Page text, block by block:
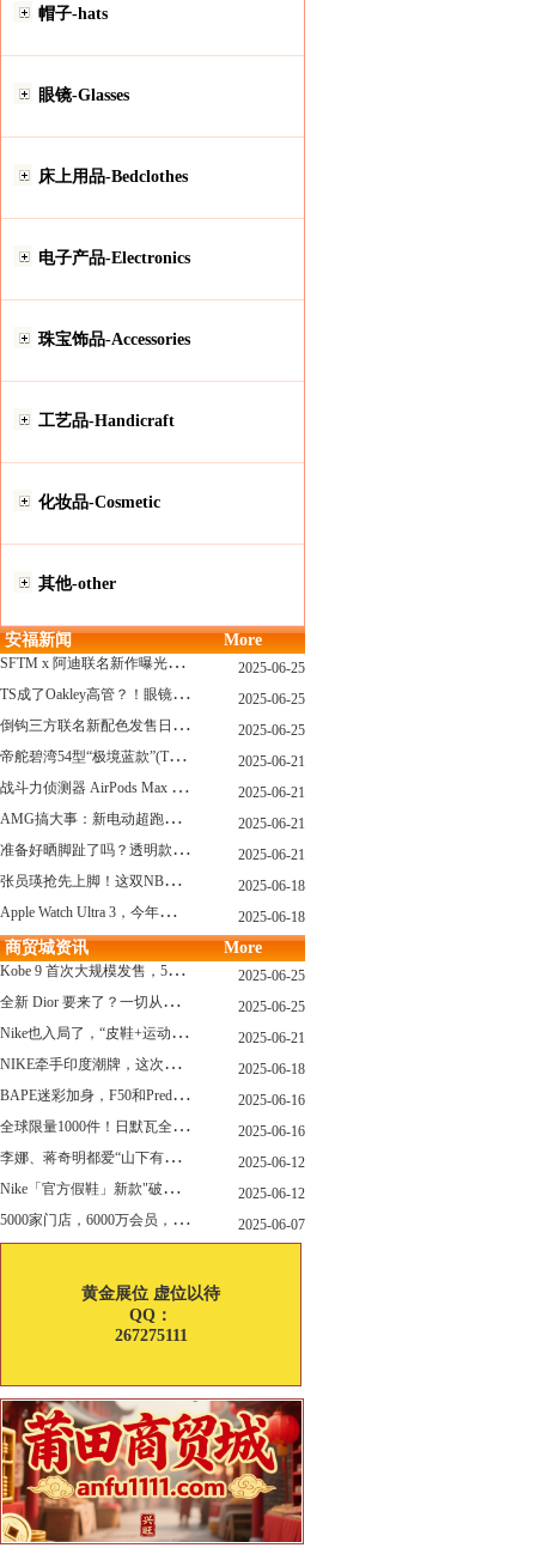
帽子-hats
眼镜-Glasses
床上用品-Bedclothes
电子产品-Electronics
珠宝饰品-Accessories
工艺品-Handicraft
化妆品-Cosmetic
其他-other
安福新闻 More
S
FTM x 阿迪联名新作曝光，「超薄底」风格才是今年最大黑马？ 2025-06-25
T
S成了Oakley高管？！眼镜圈要变天了 2025-06-25
倒
钩三方联名新配色发售日确认，Travis Scott x Chase B 即将登场！ 2025-06-25
帝
舵碧湾54型“极境蓝款”(TUDOR Black Bay 54) 2025-06-21
战
斗力侦测器 AirPods Max 保护壳？？ 龙珠Z x CASETiFY 联名系列发布 2025-06-21
A
MG搞大事：新电动超跑模拟V8声浪 2025-06-21
准
备好晒脚趾了吗？透明款 AF1 要回归了 2025-06-21
张
员瑛抢先上脚！这双NB一看就要火 2025-06-18
A
pple Watch Ultra 3，今年秋天真的要来了？ 2025-06-18
商贸城资讯 More
K
obe 9 首次大规模发售，5双科比新款将同时上线！ 2025-06-25
全
新 Dior 要来了？一切从这只托特包开始说起！ 2025-06-25
N
ike也入局了，“皮鞋+运动鞋”风潮，你喜欢哪一款？ 2025-06-21
N
IKE牵手印度潮牌，这次真的不一样 2025-06-18
B
APE迷彩加身，F50和Predator迎来全新联名 2025-06-16
全
球限量1000件！日默瓦全新多功能设计凳来了 2025-06-16
李
娜、蒋奇明都爱“山下有松”！东方美学包袋，为什么引领风向？ 2025-06-12
N
ike「官方假鞋」新款"破防退出游戏"曝光，确认发售 2025-06-12
5
000家门店，6000万会员，30亿“内衣大王”大手笔分红！ 2025-06-07
黄金展位 虚位以待
QQ：
267275111